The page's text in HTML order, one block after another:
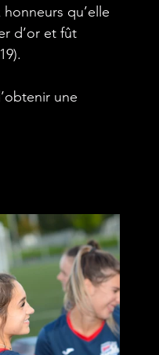
qu’elle
d’or et fût
une